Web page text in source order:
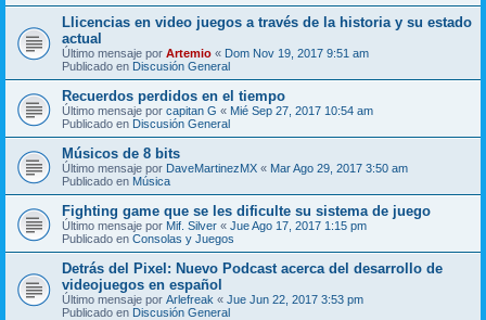
Llicencias en video juegos a través de la historia y su estado
actual
Último mensaje por Artemio « Dom Nov 19, 2017 9:51 am
Publicado en Discusión General
Recuerdos perdidos en el tiempo
Último mensaje por capitan G « Mié Sep 27, 2017 10:54 am
Publicado en Discusión General
Músicos de 8 bits
Último mensaje por DaveMartinezMX « Mar Ago 29, 2017 3:50 am
Publicado en Música
Fighting game que se les dificulte su sistema de juego
Último mensaje por Mif. Silver « Jue Ago 17, 2017 1:15 pm
Publicado en Consolas y Juegos
Detrás del Pixel: Nuevo Podcast acerca del desarrollo de
videojuegos en español
Último mensaje por Arlefreak « Jue Jun 22, 2017 3:53 pm
Publicado en Discusión General